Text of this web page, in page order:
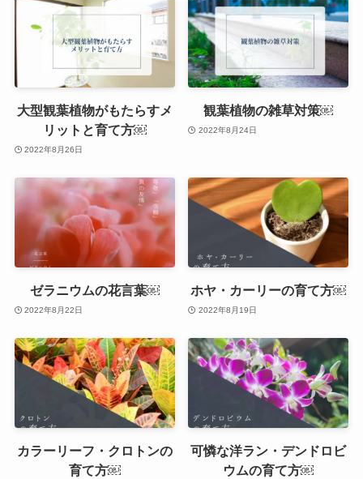
大型観葉植物がもたらすメ
リットと育て方￼
2022年8月26日
観葉植物の雑草対策￼
2022年8月24日
ゼラニウムの花言葉￼
2022年8月22日
ホヤ・カーリーの育て方￼
2022年8月19日
カラーリーフ・クロトンの
育て方￼
可憐な洋ラン・デンドロビ
ウムの育て方￼